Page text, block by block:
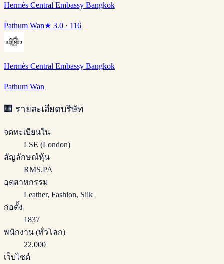
Hermès Central Embassy Bangkok
Pathum Wan★ 3.0 · 116
Hermès Central Embassy Bangkok
Pathum Wan
🏢 รายละเอียดบริษัท
จดทะเบียนใน
LSE (London)
สัญลักษณ์หุ้น
RMS.PA
อุตสาหกรรม
Leather, Fashion, Silk
ก่อตั้ง
1837
พนักงาน (ทั่วโลก)
22,000
เว็บไซต์